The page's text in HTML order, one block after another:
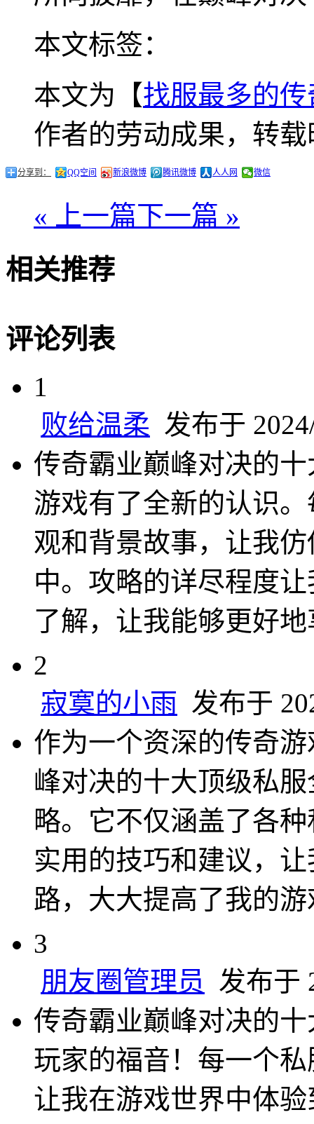
本文标签：
本文为【找服最多的
作者的劳动成果，转
分享到： QQ空间 新浪微博 腾讯微博 人人网 微信
« 上一篇下一篇 »
相关推荐
评论列表
1
败给温柔 发布于
传奇霸业巅峰对决的
游戏有了全新的认识
观和背景故事，让我
中。攻略的详尽程度
了解，让我能够更好
2
寂寞的小雨 发布于
作为一个资深的传奇
峰对决的十大顶级私
略。它不仅涵盖了各
实用的技巧和建议，
路，大大提高了我的
3
朋友圈管理员
发布于
传奇霸业巅峰对决的
玩家的福音！每一个
让我在游戏世界中体